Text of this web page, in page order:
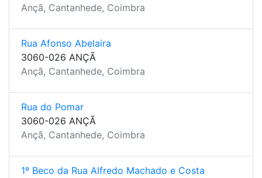
Ançã, Cantanhede, Coimbra
Rua Afonso Abelaira
3060-026 ANÇÃ
Ançã, Cantanhede, Coimbra
Rua do Pomar
3060-026 ANÇÃ
Ançã, Cantanhede, Coimbra
1º Beco da Rua Alfredo Machado e Costa